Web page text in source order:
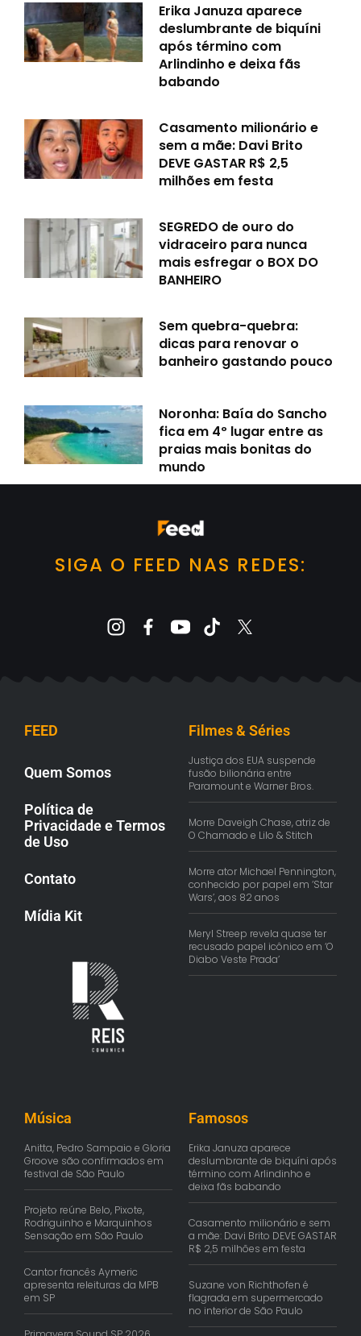
Erika Januza aparece
deslumbrante de biquíni
após término com
Arlindinho e deixa fãs
babando
Casamento milionário e
sem a mãe: Davi Brito
DEVE GASTAR R$ 2,5
milhões em festa
SEGREDO de ouro do
vidraceiro para nunca
mais esfregar o BOX DO
BANHEIRO
Sem quebra-quebra:
dicas para renovar o
banheiro gastando pouco
Noronha: Baía do Sancho
fica em 4º lugar entre as
praias mais bonitas do
mundo
SIGA O FEED NAS REDES:
FEED
Quem Somos
Política de
Privacidade e Termos
de Uso
Contato
Mídia Kit
Filmes & Séries
Justiça dos EUA suspende
fusão bilionária entre
Paramount e Warner Bros.
Morre Daveigh Chase, atriz de
O Chamado e Lilo & Stitch
Morre ator Michael Pennington,
conhecido por papel em ‘Star
Wars’, aos 82 anos
Meryl Streep revela quase ter
recusado papel icônico em ‘O
Diabo Veste Prada’
Música
Anitta, Pedro Sampaio e Gloria
Groove são confirmados em
festival de São Paulo
Projeto reúne Belo, Pixote,
Rodriguinho e Marquinhos
Sensação em São Paulo
Cantor francês Aymeric
apresenta releituras da MPB
em SP
Famosos
Erika Januza aparece
deslumbrante de biquíni após
término com Arlindinho e
deixa fãs babando
Casamento milionário e sem
a mãe: Davi Brito DEVE GASTAR
R$ 2,5 milhões em festa
Suzane von Richthofen é
flagrada em supermercado
no interior de São Paulo